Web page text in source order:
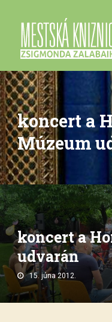
koncert a
Múzeum
koncert a
udvarán
15. júna 2012.